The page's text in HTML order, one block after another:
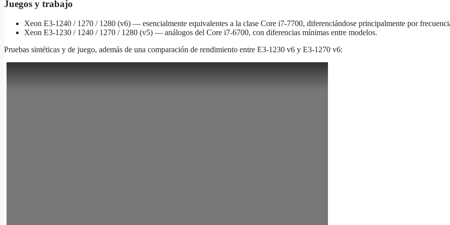
Juegos y trabajo
Xeon E3‑1240 / 1270 / 1280 (v6) — esencialmente equivalentes a la clase Core i7‑7700, diferenciándose principalmente por
Xeon E3‑1230 / 1240 / 1270 / 1280 (v5) — análogos del Core i7‑6700, con diferencias mínimas entre modelos.
Pruebas sintéticas y de juego, además de una comparación de rendimiento entre E3‑1230 v6 y E3‑1270 v6: